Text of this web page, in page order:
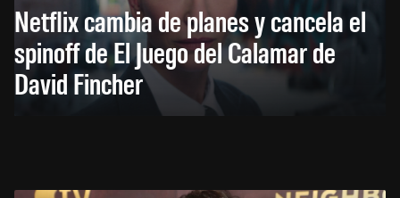
Netflix cambia de planes y cancela el
spinoff de El Juego del Calamar de
David Fincher